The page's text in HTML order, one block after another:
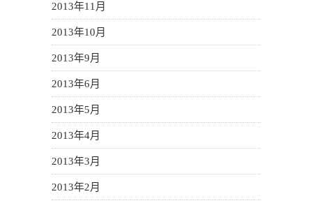
2013年11月
2013年10月
2013年9月
2013年6月
2013年5月
2013年4月
2013年3月
2013年2月